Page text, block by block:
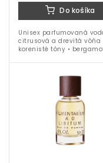
Do košíka
Unisex parfumovaná
citrusová a drevitá vôňa
korenisté tóny •
olibanum • vetiver •
na celoročné nosenie